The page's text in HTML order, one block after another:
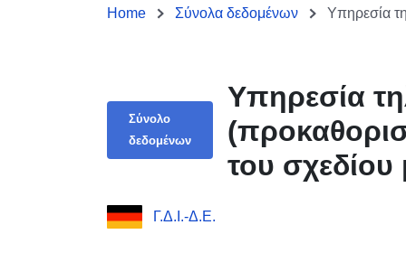
Home Σύνολα δεδομένων
Σύνολο
δεδομένων
Υπηρεσία
του
Γ.Δ.Ι.-Δ.Ε.